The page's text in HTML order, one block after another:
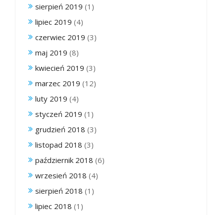
sierpień 2019 (1)
lipiec 2019 (4)
czerwiec 2019 (3)
maj 2019 (8)
kwiecień 2019 (3)
marzec 2019 (12)
luty 2019 (4)
styczeń 2019 (1)
grudzień 2018 (3)
listopad 2018 (3)
październik 2018 (6)
wrzesień 2018 (4)
sierpień 2018 (1)
lipiec 2018 (1)